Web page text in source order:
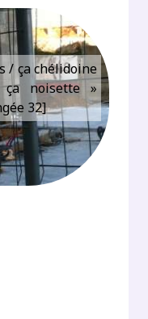
/ ça chélidoine
noisette »
32]